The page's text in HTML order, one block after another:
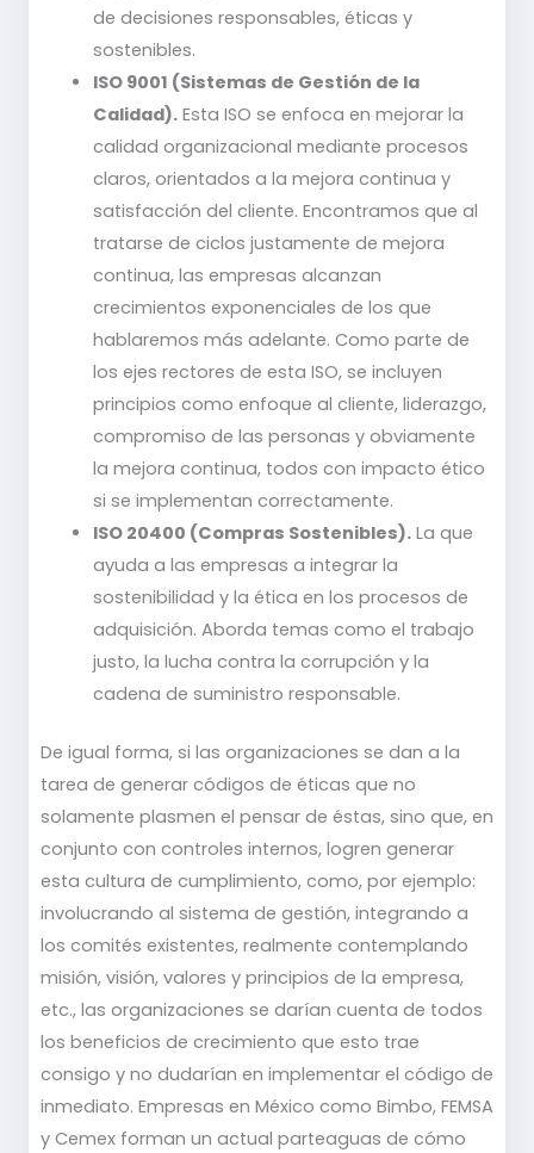
de decisiones responsables, éticas y
sostenibles.
ISO 9001 (Sistemas de Gestión de la
Calidad).Esta ISO se enfoca en mejorar la
calidad organizacional mediante procesos
claros, orientados a la mejora continua y
satisfacción del cliente. Encontramos que al
tratarse de ciclos justamente de mejora
continua, las empresas alcanzan
crecimientos exponenciales de los que
hablaremos más adelante. Como parte de
los ejes rectores de esta ISO, se incluyen
principios como enfoque al cliente, liderazgo,
compromiso de las personas y obviamente
la mejora continua, todos con impacto ético
si se implementan correctamente.
ISO 20400 (Compras Sostenibles).La que
ayuda a las empresas a integrar la
sostenibilidad y la ética en los procesos de
adquisición. Aborda temas como el trabajo
justo, la lucha contra la corrupción y la
cadena de suministro responsable.
De igual forma, si las organizaciones se dan a la
tarea de generar códigos de éticas que no
solamente plasmen el pensar de éstas, sino que, en
conjunto con controles internos, logren generar
esta cultura de cumplimiento, como, por ejemplo:
involucrando al sistema de gestión, integrando a
los comités existentes, realmente contemplando
misión, visión, valores y principios de la empresa,
etc., las organizaciones se darían cuenta de todos
los beneficios de crecimiento que esto trae
consigo y no dudarían en implementar el código de
inmediato. Empresas en México como Bimbo, FEMSA
y Cemex forman un actual parteaguas de cómo